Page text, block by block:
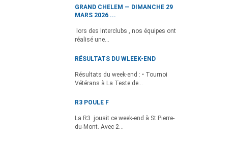
GRAND CHELEM — DIMANCHE 29
MARS 2026 ...
lors des Interclubs , nos équipes ont
réalisé une...
RÉSULTATS DU WLEEK-END
Résultats du week-end : • Tournoi
Vétérans à La Teste de...
R3 POULE F
La R3 jouait ce week-end à St Pierre-
du-Mont. Avec 2...